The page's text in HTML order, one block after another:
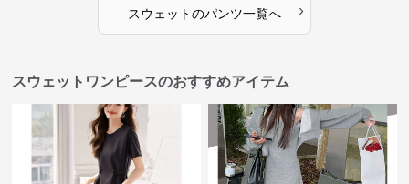
スウェットのパンツ一覧へ ›
スウェットワンピースのおすすめアイテム